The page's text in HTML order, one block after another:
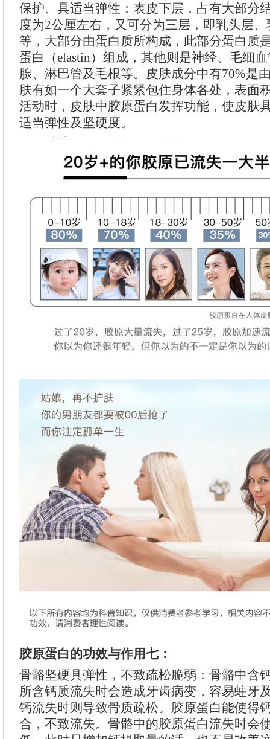
保护、具适当弹性：表皮下层，占有大部分
度为2公厘左右，又可分为三层，即乳头层
等，大部分由蛋白质所构成，此部分蛋白质
蛋白（elastin）组成，其他则是神经、毛细
腺、淋巴管及毛根等。皮肤成分中有70%是
肤有如一个大套子紧紧包住身体各处，表面
活动时，皮肤中胶原蛋白发挥功能，使皮肤
适当弹性及坚硬度。
胶原蛋白的功效与作用七：
骨骼坚硬具弹性，不致疏松脆弱：骨骼中含
所含钙质流失时会造成牙齿病变，容易蛀牙
钙流失时则导致骨质疏松。胶原蛋白能使得
合，不致流失。骨骼中的胶原蛋白流失时会